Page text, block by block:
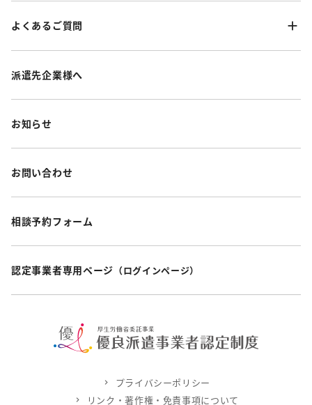
よくあるご質問
派遣先企業様へ
お知らせ
お問い合わせ
相談予約フォーム
認定事業者専用ページ （ログインページ）
プライバシーポリシー
リンク・著作権・免責事項について